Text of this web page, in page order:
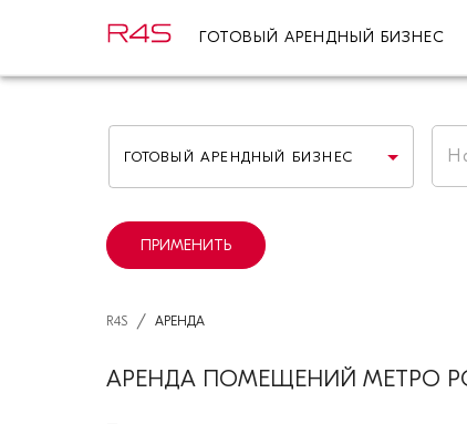
ГОТОВЫЙ АРЕНДНЫЙ БИЗНЕС
ГОТОВЫЙ АРЕНДНЫЙ БИЗНЕС
ПРИМЕНИТЬ
R4S / АРЕНДА
АРЕНДА ПОМЕЩЕНИЙ МЕТРО